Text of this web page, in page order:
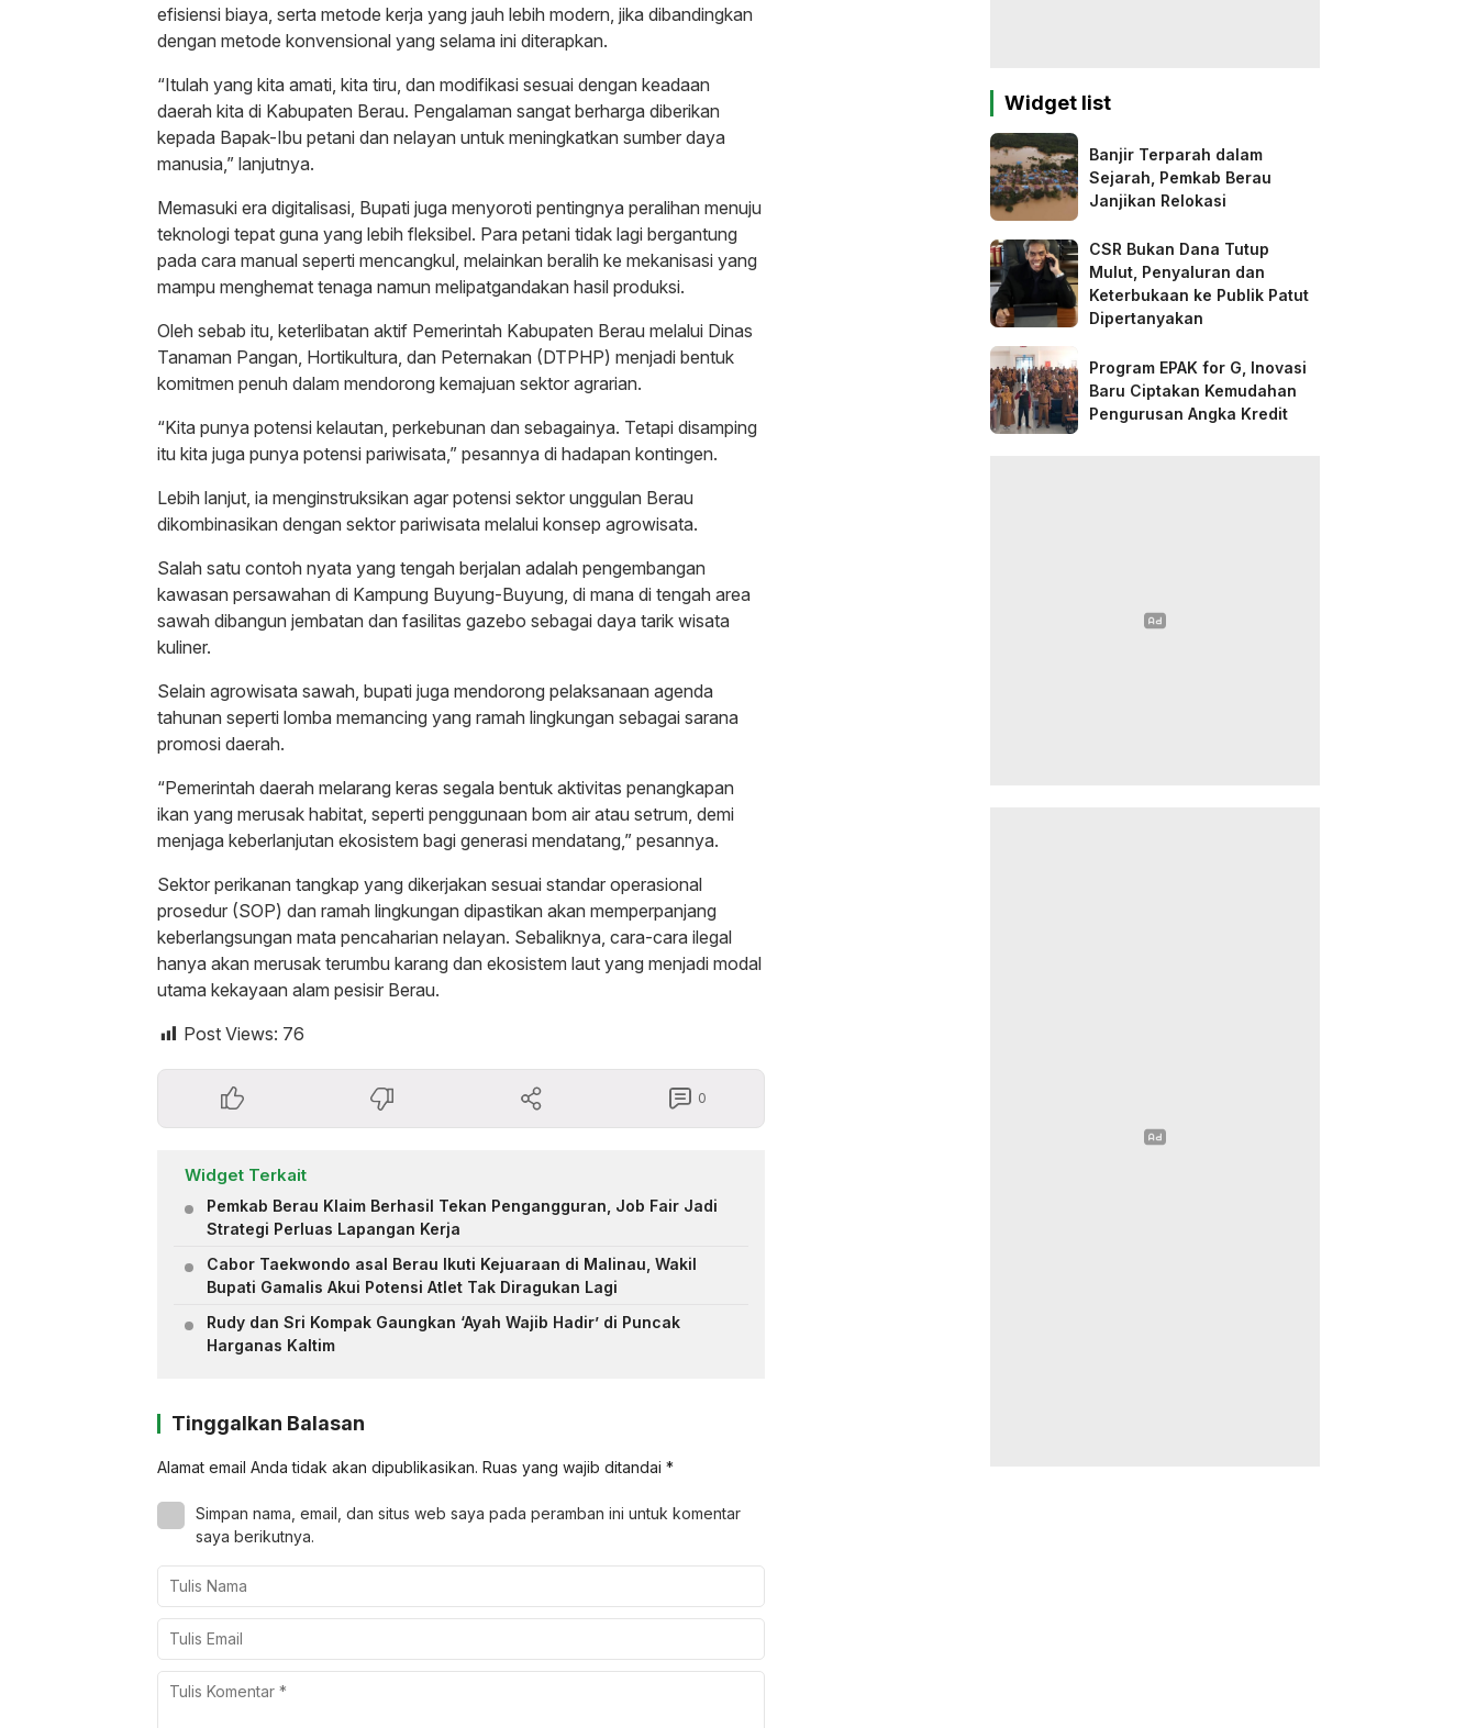
efisiensi biaya, serta metode kerja yang jauh lebih modern, jika dibandingkan
dengan metode konvensional yang selama ini diterapkan.
“Itulah yang kita amati, kita tiru, dan modifikasi sesuai dengan keadaan
daerah kita di Kabupaten Berau. Pengalaman sangat berharga diberikan
kepada Bapak-Ibu petani dan nelayan untuk meningkatkan sumber daya
manusia,” lanjutnya.
Memasuki era digitalisasi, Bupati juga menyoroti pentingnya peralihan menuju
teknologi tepat guna yang lebih fleksibel. Para petani tidak lagi bergantung
pada cara manual seperti mencangkul, melainkan beralih ke mekanisasi yang
mampu menghemat tenaga namun melipatgandakan hasil produksi.
Oleh sebab itu, keterlibatan aktif Pemerintah Kabupaten Berau melalui Dinas
Tanaman Pangan, Hortikultura, dan Peternakan (DTPHP) menjadi bentuk
komitmen penuh dalam mendorong kemajuan sektor agrarian.
“Kita punya potensi kelautan, perkebunan dan sebagainya. Tetapi disamping
itu kita juga punya potensi pariwisata,” pesannya di hadapan kontingen.
Lebih lanjut, ia menginstruksikan agar potensi sektor unggulan Berau
dikombinasikan dengan sektor pariwisata melalui konsep agrowisata.
Salah satu contoh nyata yang tengah berjalan adalah pengembangan
kawasan persawahan di Kampung Buyung-Buyung, di mana di tengah area
sawah dibangun jembatan dan fasilitas gazebo sebagai daya tarik wisata
kuliner.
Selain agrowisata sawah, bupati juga mendorong pelaksanaan agenda
tahunan seperti lomba memancing yang ramah lingkungan sebagai sarana
promosi daerah.
“Pemerintah daerah melarang keras segala bentuk aktivitas penangkapan
ikan yang merusak habitat, seperti penggunaan bom air atau setrum, demi
menjaga keberlanjutan ekosistem bagi generasi mendatang,” pesannya.
Sektor perikanan tangkap yang dikerjakan sesuai standar operasional
prosedur (SOP) dan ramah lingkungan dipastikan akan memperpanjang
keberlangsungan mata pencaharian nelayan. Sebaliknya, cara-cara ilegal
hanya akan merusak terumbu karang dan ekosistem laut yang menjadi modal
utama kekayaan alam pesisir Berau.
Post Views: 76
0
Widget Terkait
Pemkab Berau Klaim Berhasil Tekan Pengangguran, Job Fair Jadi
Strategi Perluas Lapangan Kerja
Cabor Taekwondo asal Berau Ikuti Kejuaraan di Malinau, Wakil
Bupati Gamalis Akui Potensi Atlet Tak Diragukan Lagi
Rudy dan Sri Kompak Gaungkan ‘Ayah Wajib Hadir’ di Puncak
Harganas Kaltim
Tinggalkan Balasan
Alamat email Anda tidak akan dipublikasikan. Ruas yang wajib ditandai *
Simpan nama, email, dan situs web saya pada peramban ini untuk komentar
saya berikutnya.
Widget list
Banjir Terparah dalam
Sejarah, Pemkab Berau
Janjikan Relokasi
CSR Bukan Dana Tutup
Mulut, Penyaluran dan
Keterbukaan ke Publik Patut
Dipertanyakan
Program EPAK for G, Inovasi
Baru Ciptakan Kemudahan
Pengurusan Angka Kredit